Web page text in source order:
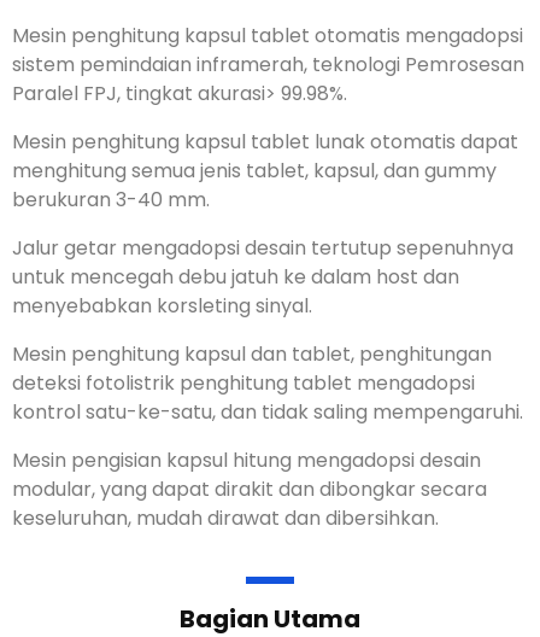
Mesin penghitung kapsul tablet otomatis mengadopsi
sistem pemindaian inframerah, teknologi Pemrosesan
Paralel FPJ, tingkat akurasi> 99.98%.
Mesin penghitung kapsul tablet lunak otomatis dapat
menghitung semua jenis tablet, kapsul, dan gummy
berukuran 3-40 mm.
Jalur getar mengadopsi desain tertutup sepenuhnya
untuk mencegah debu jatuh ke dalam host dan
menyebabkan korsleting sinyal.
Mesin penghitung kapsul dan tablet, penghitungan
deteksi fotolistrik penghitung tablet mengadopsi
kontrol satu-ke-satu, dan tidak saling mempengaruhi.
Mesin pengisian kapsul hitung mengadopsi desain
modular, yang dapat dirakit dan dibongkar secara
keseluruhan, mudah dirawat dan dibersihkan.
Bagian Utama